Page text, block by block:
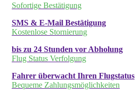
Sofortige Bestätigung
SMS & E-Mail Bestätigung
Kostenlose Stornierung
bis zu 24 Stunden vor Abholung
Flug Status Verfolgung
Fahrer überwacht Ihren Flugstatus
Bequeme Zahlungsmöglichkeiten